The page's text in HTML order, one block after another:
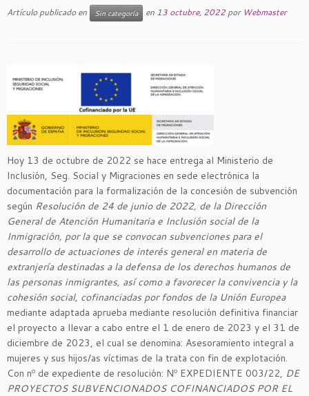
Artículo publicado en Sin categoría en 13 octubre, 2022 por Webmaster
Hoy 13 de octubre de 2022 se hace entrega al Ministerio de
Inclusión, Seg. Social y Migraciones en sede electrónica la
documentación para la formalización de la concesión de subvención
según Resolución de 24 de junio de 2022, de la Dirección
General de Atención Humanitaria e Inclusión social de la
Inmigración, por la que se convocan subvenciones para el
desarrollo de actuaciones de interés general en materia de
extranjería destinadas a la defensa de los derechos humanos de
las personas inmigrantes, así como a favorecer la convivencia y la
cohesión social, cofinanciadas por fondos de la Unión Europea
mediante adaptada aprueba mediante resolución definitiva financiar
el proyecto a llevar a cabo entre el 1 de enero de 2023 y el 31 de
diciembre de 2023, el cual se denomina: Asesoramiento integral a
mujeres y sus hijos/as víctimas de la trata con fin de explotación.
Con nº de expediente de resolución: Nº EXPEDIENTE 003/22, DE
PROYECTOS SUBVENCIONADOS COFINANCIADOS POR EL